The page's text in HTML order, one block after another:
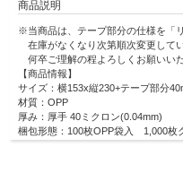
商品説明
※当商品は、テープ部分の仕様を「
在庫がなくなり次第順次変更して
何卒ご理解の程よろしくお願いいた
【商品情報】
サイズ：横153x縦230+テープ部分
材質：OPP
厚み：厚手 40ミクロン(0.04mm)
梱包形態：100枚OPP袋入 1,000枚